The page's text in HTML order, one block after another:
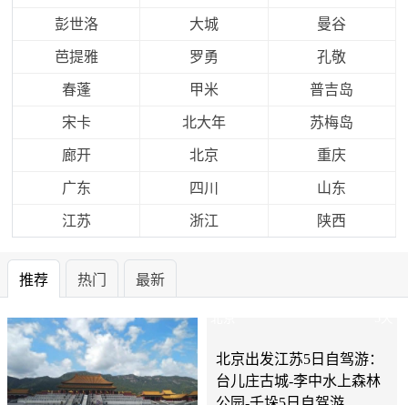
彭世洛 大城 曼谷
芭提雅 罗勇 孔敬
春蓬 甲米 普吉岛
宋卡 北大年 苏梅岛
廊开 北京 重庆
广东 四川 山东
江苏 浙江 陕西
推荐 热门 最新